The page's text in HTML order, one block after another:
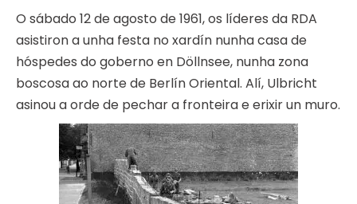
O sábado 12 de agosto de 1961, os líderes da RDA
asistiron a unha festa no xardín nunha casa de
hóspedes do goberno en Döllnsee, nunha zona
boscosa ao norte de Berlín Oriental. Alí, Ulbricht
asinou a orde de pechar a fronteira e erixir un muro.